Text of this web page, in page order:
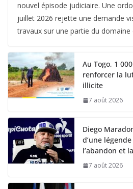
nouvel épisode judiciaire. Une
juillet 2026 rejette une demande
travaux sur une partie du domaine
Au Togo, 1
renforcer la
illicite
7 août 2026
Diego
d’une
l’abandon et
7 août 2026